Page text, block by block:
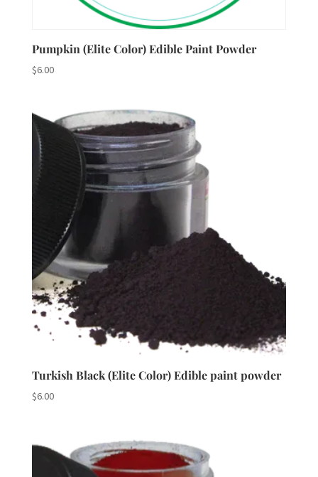
Pumpkin (Elite Color) Edible Paint Powder
$6.00
Turkish Black (Elite Color) Edible paint powder
$6.00